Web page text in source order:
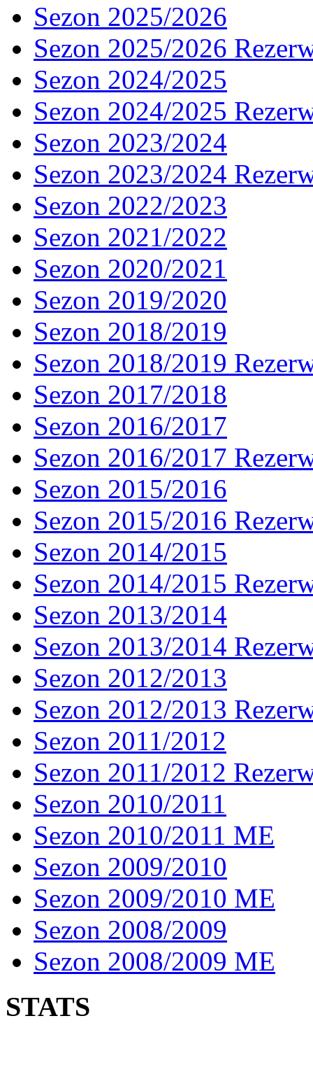
Sezon 2025/2026
Sezon 2025/2026
Sezon 2024/2025
Sezon 2024/2025
Sezon 2023/2024
Sezon 2023/2024
Sezon 2022/2023
Sezon 2021/2022
Sezon 2020/2021
Sezon 2019/2020
Sezon 2018/2019
Sezon 2018/2019
Sezon 2017/2018
Sezon 2016/2017
Sezon 2016/2017
Sezon 2015/2016
Sezon 2015/2016
Sezon 2014/2015
Sezon 2014/2015
Sezon 2013/2014
Sezon 2013/2014
Sezon 2012/2013
Sezon 2012/2013
Sezon 2011/2012
Sezon 2011/2012
Sezon 2010/2011
Sezon 2010/2011 ME
Sezon 2009/2010
Sezon 2009/2010 ME
Sezon 2008/2009
Sezon 2008/2009 ME
STATS